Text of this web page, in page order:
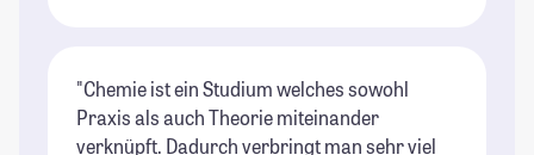
"Chemie ist ein Studium welches sowohl
Praxis als auch Theorie miteinander
verknüpft. Dadurch verbringt man sehr viel